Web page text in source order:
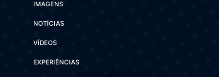
IMAGENS
NOTÍCIAS
VÍDEOS
EXPERIÊNCIAS